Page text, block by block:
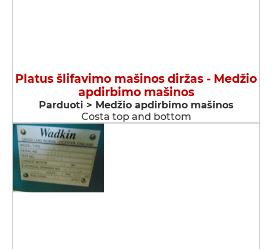
Platus šlifavimo mašinos diržas - Medžio
apdirbimo mašinos
Parduoti > Medžio apdirbimo mašinos
Costa top and bottom